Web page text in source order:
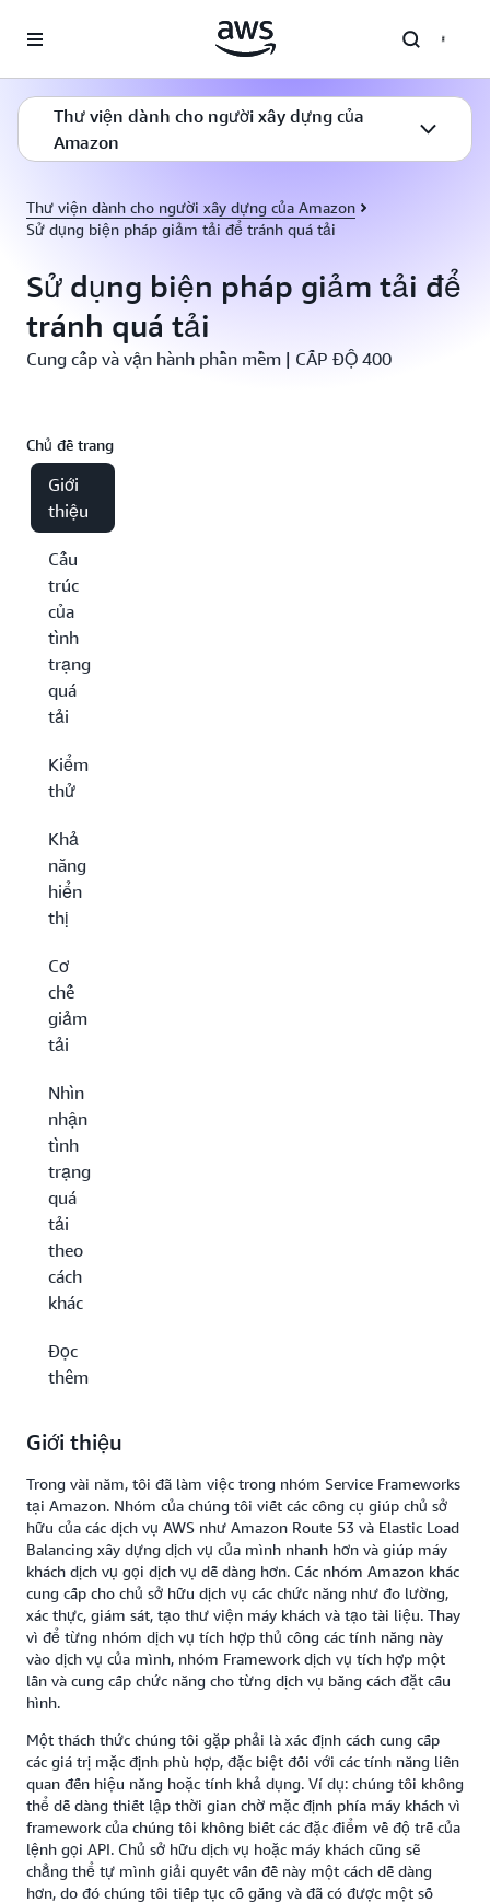
Thư viện dành cho người xây dựng của
Amazon
Thư viện dành cho người xây dựng của Amazon
Sử dụng biện pháp giảm tải để tránh quá tải
Sử dụng biện pháp giảm tải để
tránh quá tải
Cung cấp và vận hành phần mềm | CẤP ĐỘ 400
Chủ đề trang
Giới
thiệu
Cấu
trúc
của
tình
trạng
quá
tải
Kiểm
thử
Khả
năng
hiển
thị
Cơ
chế
giảm
tải
Nhìn
nhận
tình
trạng
quá
tải
theo
cách
khác
Đọc
thêm
Giới thiệu
Trong vài năm, tôi đã làm việc trong nhóm Service Frameworks
tại Amazon. Nhóm của chúng tôi viết các công cụ giúp chủ sở
hữu của các dịch vụ AWS như Amazon Route 53 và Elastic Load
Balancing xây dựng dịch vụ của mình nhanh hơn và giúp máy
khách dịch vụ gọi dịch vụ dễ dàng hơn. Các nhóm Amazon khác
cung cấp cho chủ sở hữu dịch vụ các chức năng như đo lường,
xác thực, giám sát, tạo thư viện máy khách và tạo tài liệu. Thay
vì để từng nhóm dịch vụ tích hợp thủ công các tính năng này
vào dịch vụ của mình, nhóm Framework dịch vụ tích hợp một
lần và cung cấp chức năng cho từng dịch vụ bằng cách đặt cấu
hình.
Một thách thức chúng tôi gặp phải là xác định cách cung cấp
các giá trị mặc định phù hợp, đặc biệt đối với các tính năng liên
quan đến hiệu năng hoặc tính khả dụng. Ví dụ: chúng tôi không
thể dễ dàng thiết lập thời gian chờ mặc định phía máy khách vì
framework của chúng tôi không biết các đặc điểm về độ trễ của
lệnh gọi API. Chủ sở hữu dịch vụ hoặc máy khách cũng sẽ
chẳng thể tự mình giải quyết vấn đề này một cách dễ dàng
hơn, do đó chúng tôi tiếp tục cố gắng và đã có được một số